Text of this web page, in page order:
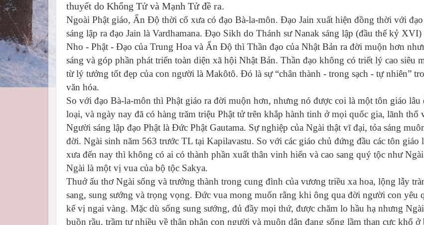
thuyết do Khổng Tử và Mạnh Tử đề ra.
Ngoài Phật giáo, Ấn Độ thời cổ xưa có đạo Bà-la-môn. Đạo Jain xuất hiện đồng thời với
sáng lập ra đạo Jain là Vardhamana. Đạo Sikh do Thánh sư Nanak sáng lập (đầu thế kỷ
Nho - Phật - Đạo của Trung Hoa và Ấn Độ thì Thần đạo của Nhật Bản ra đời muộn hơn
sáng và góp phần phát triển toàn diện xã hội Nhật Bản. Thần đạo không có triết lý cao siêu
từ lý tưởng tốt đẹp của con người là Makôtô. Đó là sự “chân thành - trong sạch - tự nhiên”
văn hóa.
So với đạo Bà-la-môn thì Phật giáo ra đời muộn hơn, nhưng nó được coi là một tôn giáo lâu
loại, và ngày nay đã có hàng trăm triệu Phật tử trên khắp hành tinh ở mọi quốc gia, lãnh thổ
Người sáng lập đạo Phật là Đức Phật Gautama. Sự nghiệp của Ngài thật vĩ đại, tỏa sáng
đời. Ngài sinh năm 563 trước TL tại Kapilavastu. So với các giáo chủ đứng đầu các tôn giáo
xưa đến nay thì không có ai có thành phần xuất thân vinh hiển và cao sang quý tộc như
Ngài là một vị vua của bộ tộc Sakya.
Thuở ấu thơ Ngài sống và trưởng thành trong cung đình của vương triều xa hoa, lộng lẫy
sang, sung sướng và trọng vọng. Đức vua mong muốn rằng khi ông qua đời người con yêu
kế vị ngai vàng. Mặc dù sống sung sướng, đủ đầy mọi thứ, được chăm lo hầu hạ nhưng
buồn rầu, trầm tư nhiều về thân phận con người và muôn dân đang sống lầm than cực khổ ở